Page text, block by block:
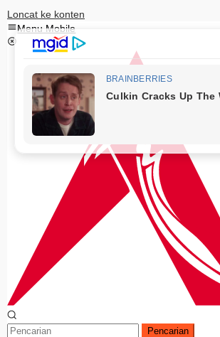
Loncat ke konten
Menu Mobile
Pencarian